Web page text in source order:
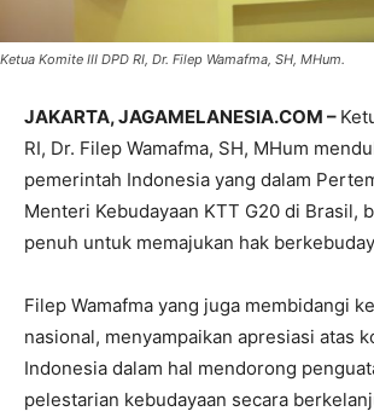
Ketua Komite III DPD RI, Dr. Filep Wamafma, SH, MHum.
JAKARTA, JAGAMELANESIA.COM –
RI, Dr. Filep Wamafma, SH, MHum
pemerintah Indonesia yang dalam
Menteri Kebudayaan KTT G20 di Brasil,
penuh untuk memajukan hak
Filep Wamafma yang juga membidangi
nasional, menyampaikan apresiasi atas
Indonesia dalam hal mendorong
pelestarian kebudayaan secara